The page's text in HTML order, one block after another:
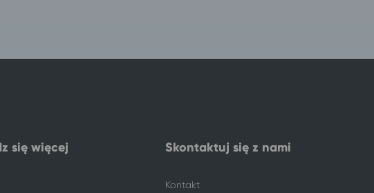
się więcej Skontaktuj się z nami
Kontakt